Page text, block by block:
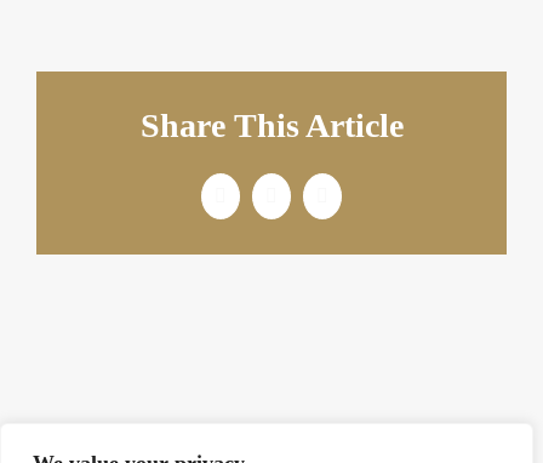
Share This Article
Facebook
电
邮